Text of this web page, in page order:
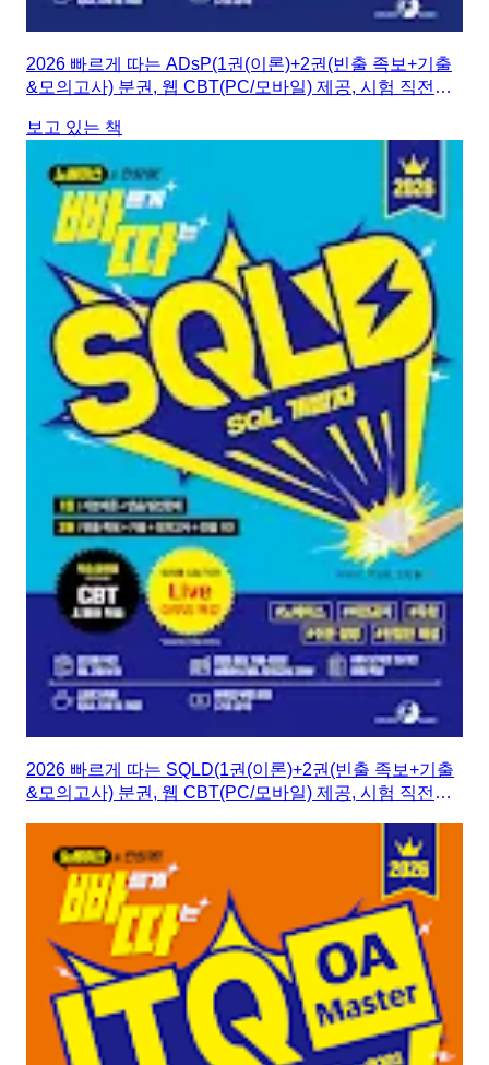
2026 빠르게 따는 ADsP(1권(이론)+2권(빈출 족보+기출
&모의고사) 분권, 웹 CBT(PC/모바일) 제공, 시험 직전
보고 있는 책
2026 빠르게 따는 SQLD(1권(이론)+2권(빈출 족보+기출
&모의고사) 분권, 웹 CBT(PC/모바일) 제공, 시험 직전